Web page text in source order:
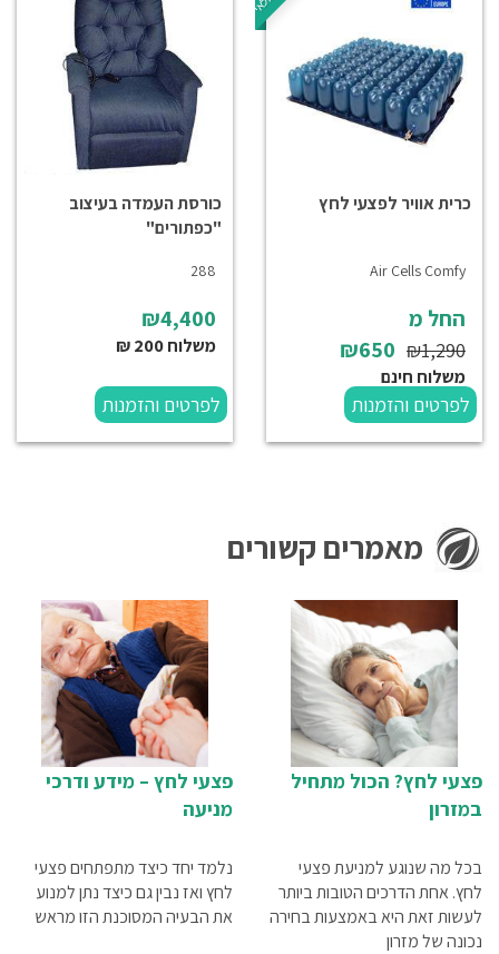
כרית אוויר לפצעי לחץ
Air Cells Comfy
החל מ
₪650 ₪1,290
משלוח חינם
לפרטים והזמנות
כורסת העמדה בעיצוב
"כפתורים"
288
₪4,400
משלוח 200 ₪
לפרטים והזמנות
מאמרים קשורים
פצעי לחץ? הכול מתחיל
במזרון
בכל מה שנוגע למניעת פצעי
לחץ. אחת הדרכים הטובות ביותר
לעשות זאת היא באמצעות בחירה
נכונה של מזרון
פצעי לחץ – מידע ודרכי
מניעה
נלמד יחד כיצד מתפתחים פצעי
לחץ ואז נבין גם כיצד נתן למנוע
את הבעיה המסוכנת הזו מראש